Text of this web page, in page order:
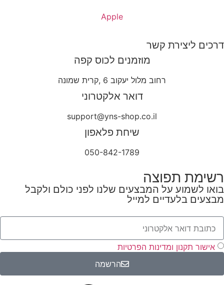
Apple
דרכים ליצירת קשר
מוזמנים לכוס קפה
רחוב מלול יעקוב 6 ,קרית שמונה
דואר אלקטרוני
support@yns-shop.co.il
שיחת פלאפון
050-842-1789
רשימת תפוצה
בואו לשמוע על המבצעים שלנו לפני כולם ולקבל
מבצעים בלעדיים למייל
אישור תקנון ומדינות הפרטיות
הרשמה